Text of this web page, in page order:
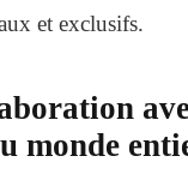
et exclusifs.
monde